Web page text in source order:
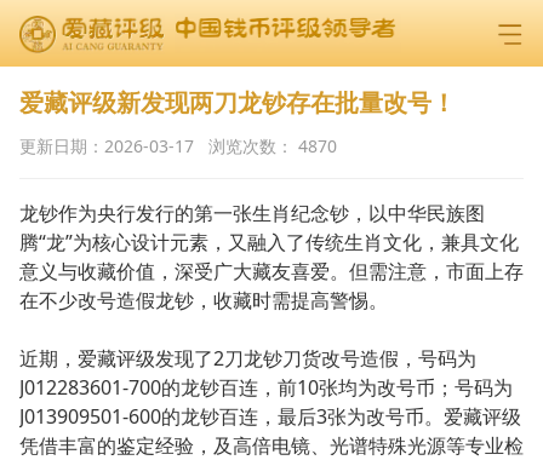
爱藏评级新发现两刀龙钞存在批量改号！
更新日期： 2026-03-17 浏览次数： 4870
龙钞作为央行发行的第一张生肖纪念钞，以中华民族图
腾“龙”为核心设计元素，又融入了传统生肖文化，兼具文化
意义与收藏价值，深受广大藏友喜爱。但需注意，市面上存
在不少改号造假龙钞，收藏时需提高警惕。
近期，爱藏评级发现了2刀龙钞刀货改号造假，号码为
J012283601-700的龙钞百连，前10张均为改号币；号码为
J013909501-600的龙钞百连，最后3张为改号币。爱藏评级
凭借丰富的鉴定经验，及高倍电镜、光谱特殊光源等专业检